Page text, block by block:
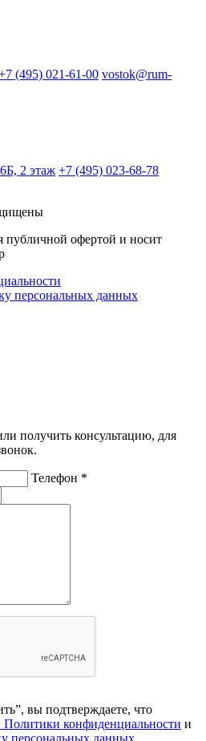
(495) 021-61-00 vostok@rum-
2 этаж +7 (495) 023-68-78
публичной офертой и носит
персональных данных
получить консультацию, для
Телефон *
вы подтверждаете, что
Политики конфиденциальности и
персональных данных